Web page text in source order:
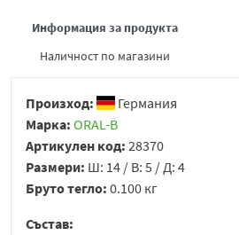
Информация за продукта
Наличност по магазини
Произход:
Германия
Марка: ORAL-B
Артикулен код: 28370
Размери: Ш: 14 / В: 5 / Д: 4
Бруто тегло: 0.100 кг
Състав: